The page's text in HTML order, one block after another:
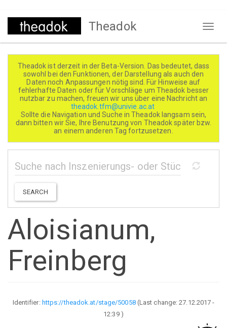
Direkt
Theadok
Theadok ist derzeit in der Beta-Version. Das bedeutet, dass
sowohl bei den Funktionen, der Darstellung als auch den
Daten noch Anpassungen nötig sind. Für Hinweise auf
fehlerhafte Daten oder für Vorschläge um Theadok besser
nutzbar zu machen, freuen wir uns über eine Nachricht an
theadok.tfm@univie.ac.at
Sollte die Navigation und Suche in Theadok langsam sein,
dann bitten wir Sie, Ihre Benutzung von Theadok später bzw.
an einem anderen Tag fortzusetzen.
SEARCH
Aloisianum,
Freinberg
Identifier: https://theadok.at/stage/50058(Last change:27.12.2017 -
12:39)